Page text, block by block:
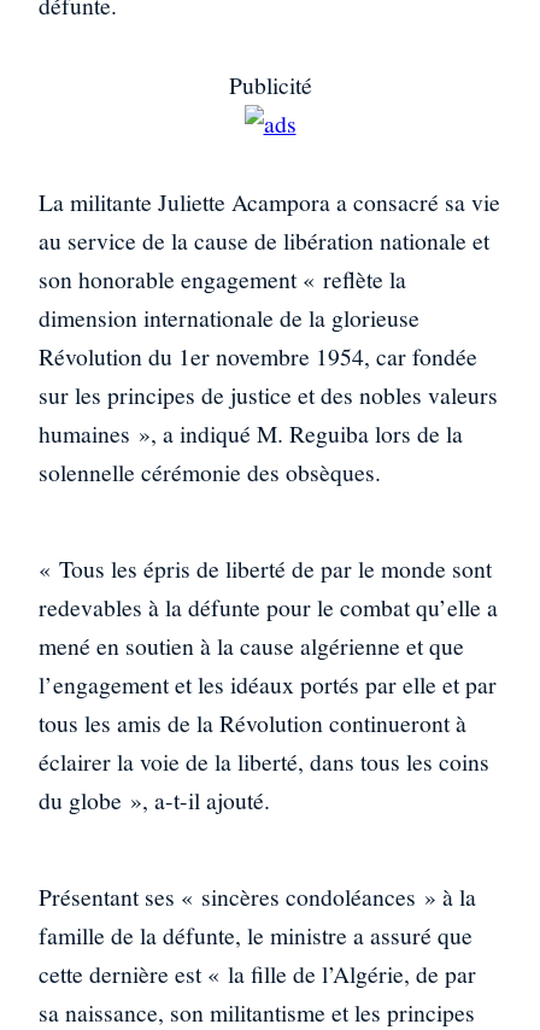
Publicité
La militante Juliette Acampora a consacré sa vie
au service de la cause de libération nationale et
son honorable engagement « reflète la
dimension internationale de la glorieuse
Révolution du 1er novembre 1954, car fondée
sur les principes de justice et des nobles valeurs
humaines », a indiqué M. Reguiba lors de la
solennelle cérémonie des obsèques.
« Tous les épris de liberté de par le monde sont
redevables à la défunte pour le combat qu’elle a
mené en soutien à la cause algérienne et que
l’engagement et les idéaux portés par elle et par
tous les amis de la Révolution continueront à
éclairer la voie de la liberté, dans tous les coins
du globe », a-t-il ajouté.
Présentant ses « sincères condoléances » à la
famille de la défunte, le ministre a assuré que
cette dernière est « la fille de l’Algérie, de par
sa naissance, son militantisme et les principes